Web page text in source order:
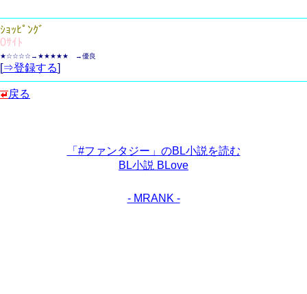
ｼｮｯﾋﾟﾝｸﾞ
0ｻｲﾄ
★☆☆☆☆→★★★★★ →優良
[⇒登録する]
戻る
「#ファンタジー」のBL小説を読む
BL小説 BLove
- MRANK -